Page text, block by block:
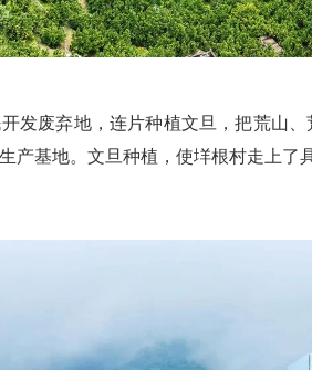
废弃地，连片种植文旦，把荒山、
产基地。文旦种植，使垟根村走上了